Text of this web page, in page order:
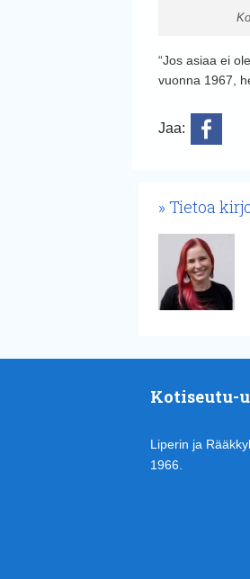
“Jos asiaa ei
vuonna 1967,
Jaa:
Tietoa
Kotiseutu-
Liperin ja
1966.